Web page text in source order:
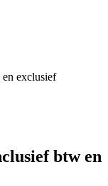
exclusief
btw en